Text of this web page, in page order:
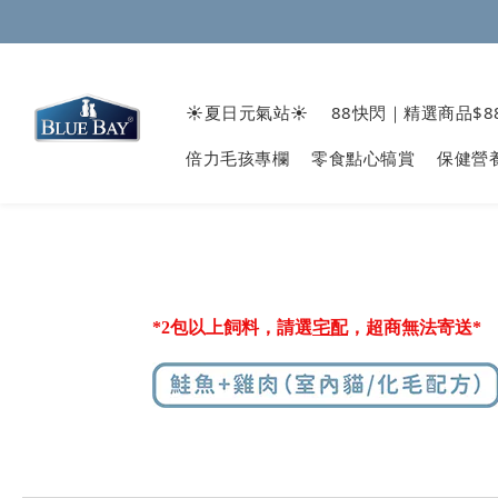
☀️夏日元氣站☀️ 88快閃｜精選商品
倍力毛孩專欄 零食點心犒賞 保健營
*2包以 上飼料，請選宅配，超商無法寄送*